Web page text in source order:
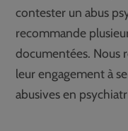
contester un abus
recommande
documentées. Nous
leur engagement à
abusives en